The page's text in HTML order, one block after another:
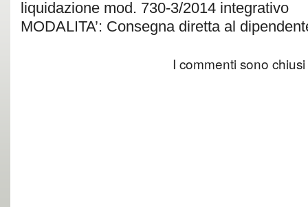
liquidazione mod. 730-3/2014 integrativo
MODALITA’: Consegna diretta al
I commenti sono chiusi